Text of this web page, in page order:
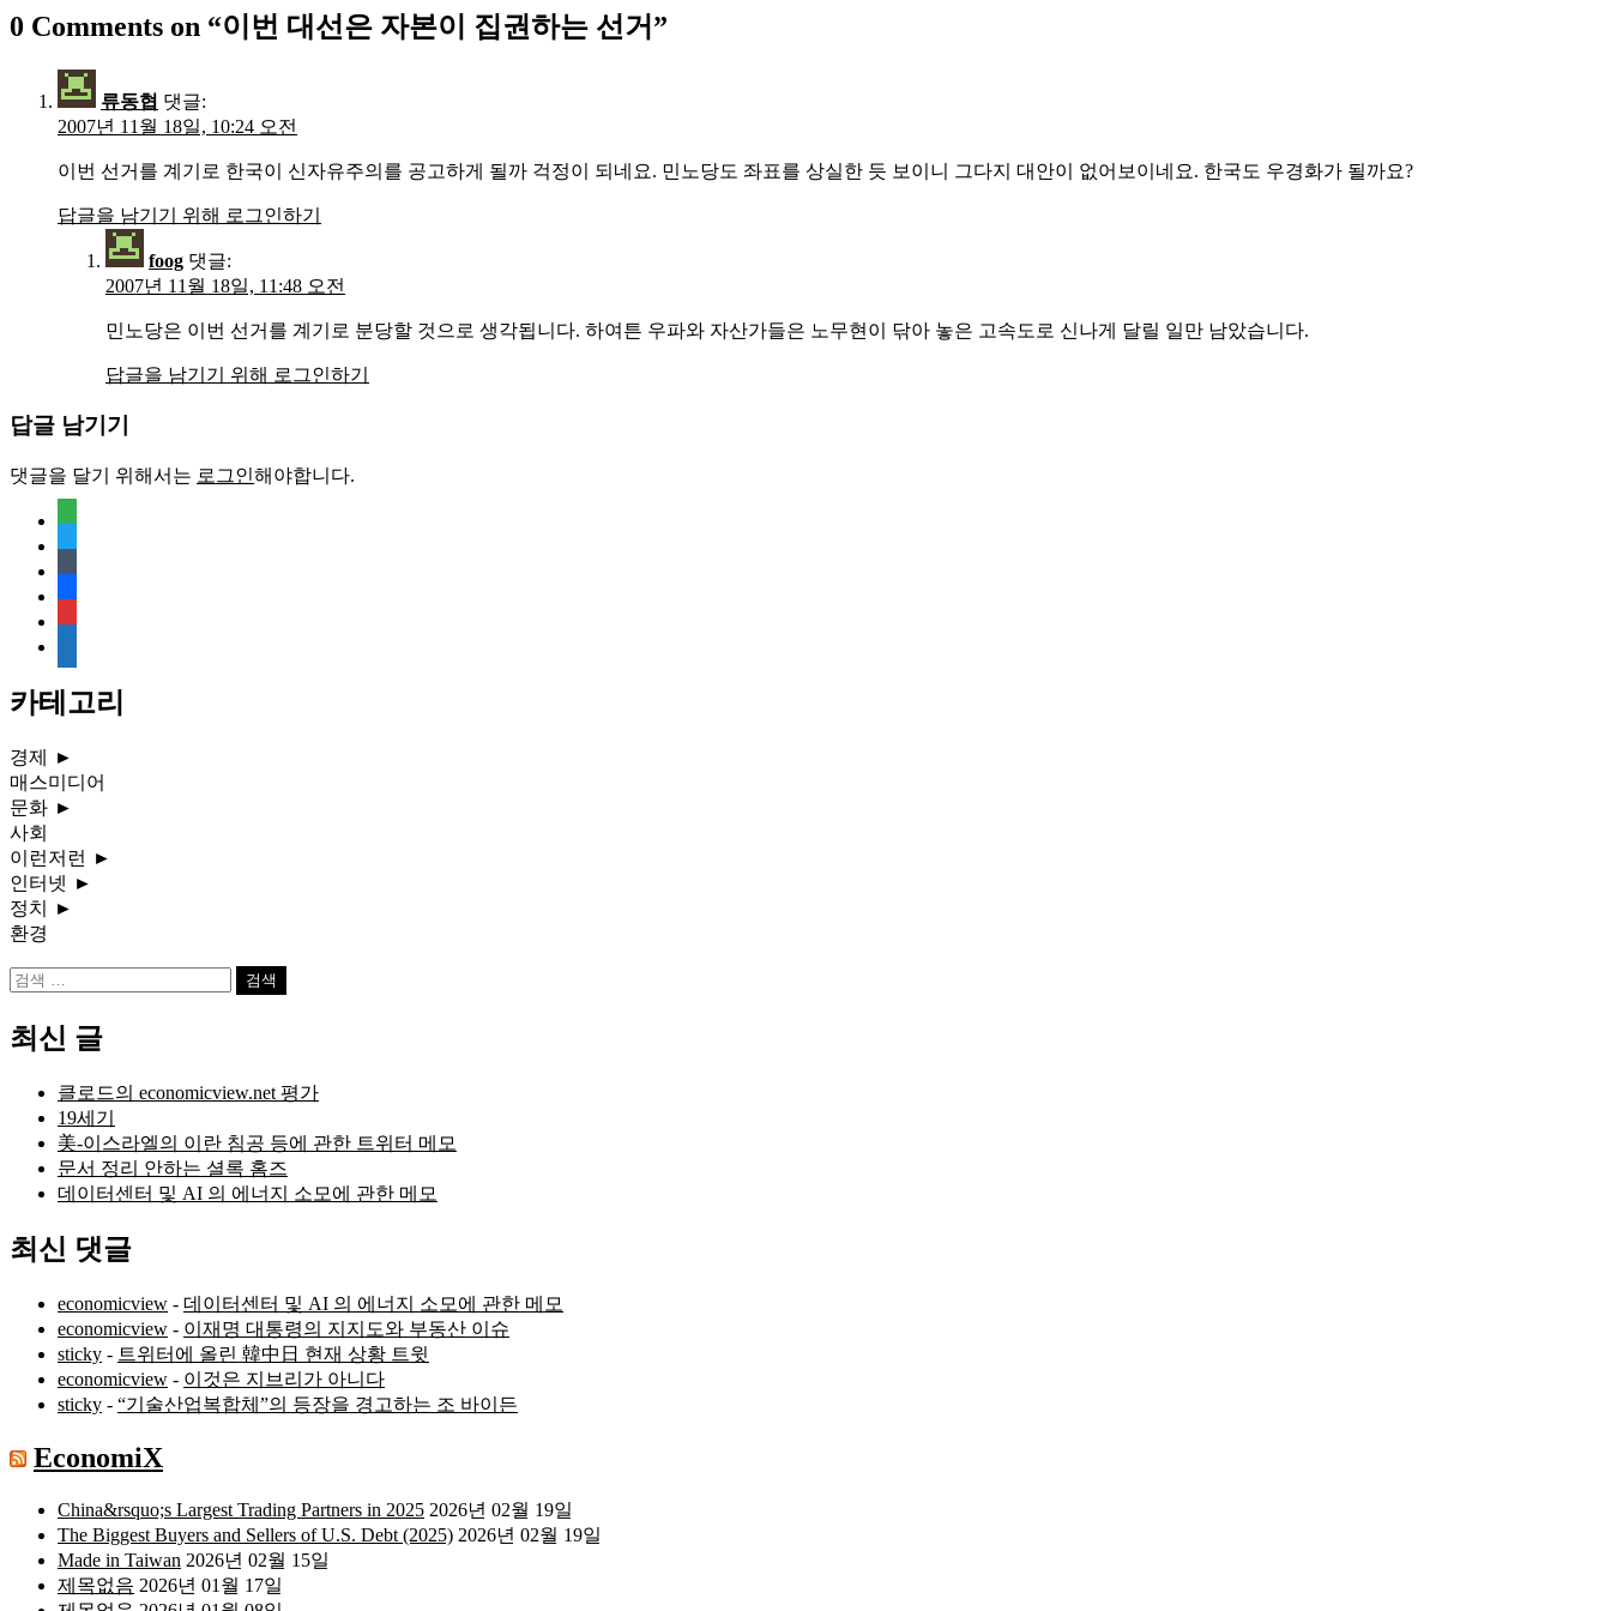
0 Comments on “이번 대선은 자본이 집권하는 선거 ”
류동협 댓글:
2007년 11월 18일, 10:24 오전
이번 선거를 계기로 한국이 신자유주의를 공고하게 될까 걱정이 되네요. 민노당도 좌표를 상실한 듯 보이니 그다지 대안이 없어보이네요. 한국도 우경화가 될까요?
답글을 남기기 위해 로그인하기
foog 댓글:
2007년 11월 18일, 11:48 오전
민노당은 이번 선거를 계기로 분당할 것으로 생각됩니다. 하여튼 우파와 자산가들은 노무현이 닦아 놓은 고속도로 신나게 달릴 일만 남았습니다.
답글을 남기기 위해 로그인하기
답글 남기기
댓글을 달기 위해서는 로그인해야합니다.
document
카테고리
경제
►
매스미디어
문화 ►
사회
이런저런
►
인터넷 ►
정치
►
환경
검
최신 글
클로드의 economicview.net 평가
19세기
美-이스라엘의 이란 침공 등에 관한 트위터 메모
문서 정리 안하는 셜록 홈즈
데이터센터 및 AI 의 에너지 소모에 관한 메모
최신 댓글
economicview - 데이터센터 및 AI 의 에너지 소모에 관한 메모
economicview - 이재명 대통령의 지지도와 부동산 이슈
sticky - 트위터에 올린 韓中日 현재 상황 트윗
economicview - 이것은 지브리가 아니다
sticky - “기술산업복합체”의 등장을 경고하는 조 바이든
EconomiX
China&rsquo;s Largest Trading Partners in 2025 2026년 02월 19일
The Biggest Buyers and Sellers of U.S. Debt (2025) 2026년 02월 19일
Made in Taiwan 2026년 02월 15일
제목없음 2026년 01월 17일